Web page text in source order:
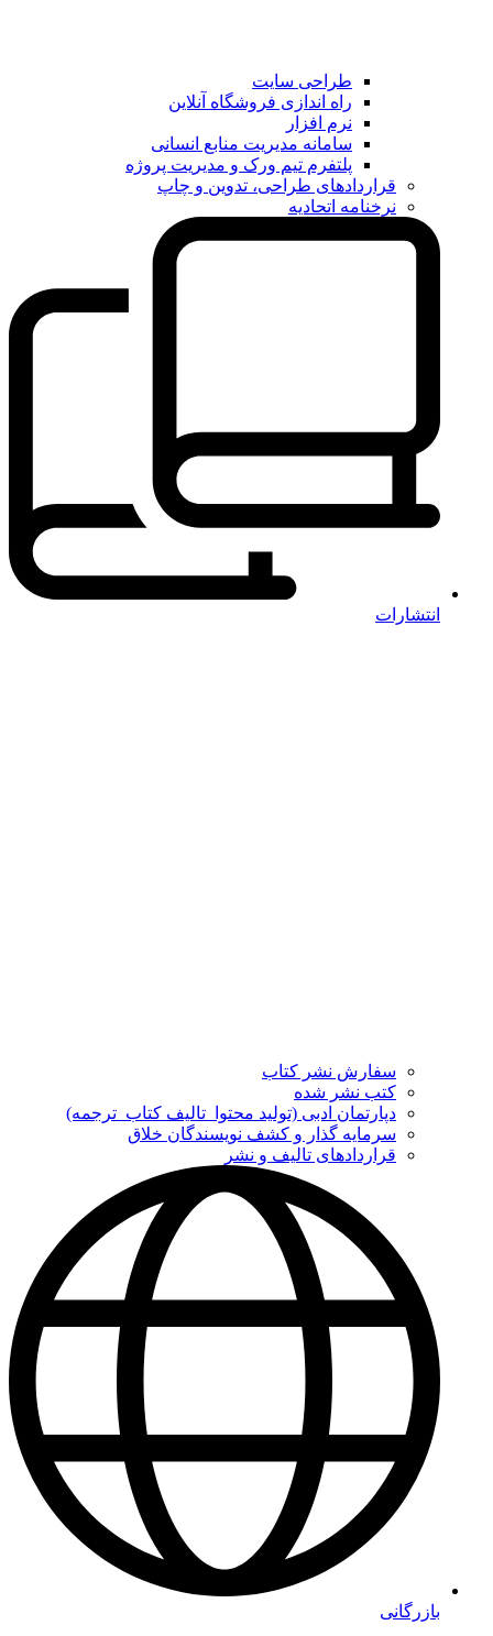
طراحی سایت
راه اندازی فروشگاه آنلاین
نرم افزار
سامانه مدیریت منابع انسانی
پلتفرم تیم ورک و مدیریت پروژه
قراردادهای طراحی، تدوین و چاپ
نرخنامه اتحادیه
انتشارات
سفارش نشر کتاب
کتب نشر شده
دپارتمان ادبی (تولید محتوا_تالیف کتاب_ترجمه)
سرمایه گذار و کشف نویسندگان خلاق
قراردادهای تالیف و نشر
بازرگانی